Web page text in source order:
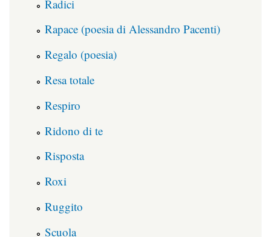
Radici
Rapace (poesia di Alessandro Pacenti)
Regalo (poesia)
Resa totale
Respiro
Ridono di te
Risposta
Roxi
Ruggito
Scuola